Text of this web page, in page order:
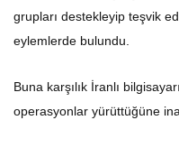
grupları destekleyip teşvik
eylemlerde bulundu.
Buna karşılık İranlı
operasyonlar yürüttüğüne